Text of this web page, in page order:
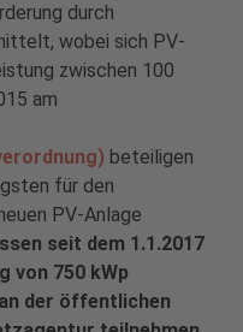
durch
wobei sich PV-
zwischen 100
am
beteiligen
für den
PV-Anlage
seit dem 1.1.2017
von 750 kWp
der öffentlichen